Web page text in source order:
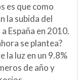
es que como
la subida del
España en 2010.
se plantea?
la luz en un 9.8%
de año y